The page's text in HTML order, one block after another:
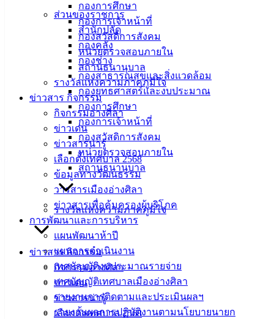
กองการศึกษา
กองการเจ้าหน้าที่
กองสวัสดิการสังคม
หน่วยตรวจสอบภายใน
สถานธนานุบาล
รางวัลแห่งความภาคภูมิใจ
ข่าวสาร กิจกรรม
กิจกรรมอ่างศิลา
ข่าวเด่น
ข่าวสารน่ารู้
เลือกตั้งเทศบาล 2568
ข้อมูลทางวัฒนธรรม
วารสารเมืองอ่างศิลา
ข่าวสารเพื่อคุ้มครองผู้บริโภค
การพัฒนาและการบริหาร
แผนพัฒนาห้าปี
แผนการดำเนินงาน
เทศบัญญัติงบประมาณรายจ่าย
เทศบัญญัติเทศบาลเมืองอ่างศิลา
รายงานการติดตามและประเมินผลฯ
รายงานผลการปฏิบัติงานตามนโยบายนายก
ส่วนของราชการ
สำนักปลัด
กองคลัง
กองช่าง
กองสาธารณสุขและสิ่งแวดล้อม
กองยุทธศาสตร์และงบประมาณ
กองการศึกษา
กองการเจ้าหน้าที่
กองสวัสดิการสังคม
หน่วยตรวจสอบภายใน
สถานธนานุบาล
รางวัลแห่งความภาคภูมิใจ
ข่าวสาร กิจกรรม
กิจกรรมอ่างศิลา
ข่าวเด่น
ข่าวสารน่ารู้
เลือกตั้งเทศบาล 2568
ประกาศผู้ชนะ-ซื้อวัสดุสำนักงาน-จำนวน-4-รายก
เทศบาล
เมืองอ่าง